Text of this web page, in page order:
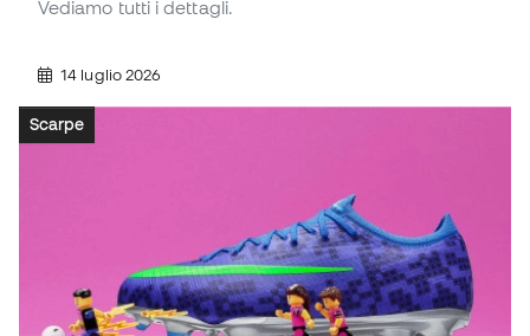
Vediamo tutti i dettagli.
14 luglio 2026
Scarpe